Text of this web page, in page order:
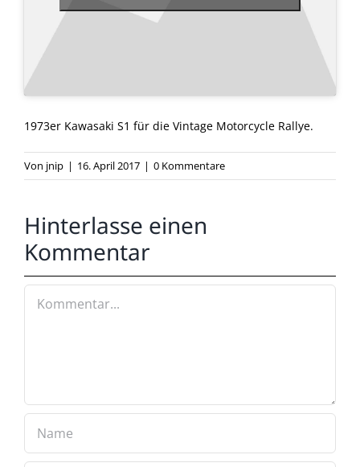
1973er Kawasaki S1 für die Vintage Motorcycle Rallye.
Von jnip | 16. April 2017 | 0 Kommentare
Hinterlasse einen
Kommentar